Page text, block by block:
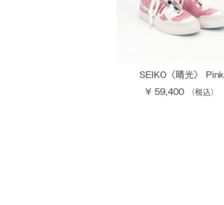
SEIKO《晴光》 Pink
¥ 59,400